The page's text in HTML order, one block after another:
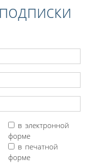
в электронной
форме
в печатной
форме